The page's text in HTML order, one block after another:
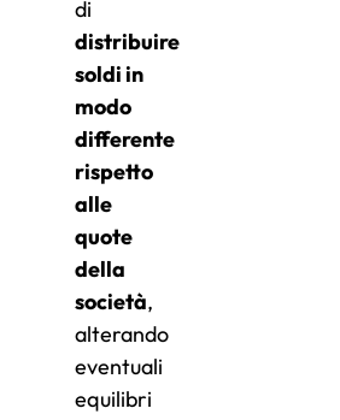
di
distribuire
soldi in
modo
differente
rispetto
alle
quote
della
società,
alterando
eventuali
equilibri